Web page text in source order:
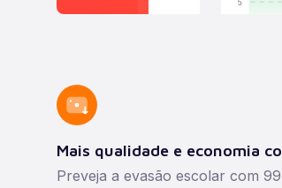
Mais qualidade e economia
Preveja a evasão escolar com